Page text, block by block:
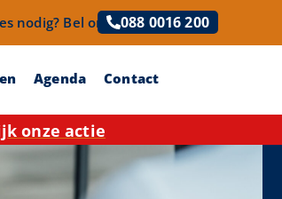
nodig? Bel ons! 088 0016 200
Agenda Contact
onze actie